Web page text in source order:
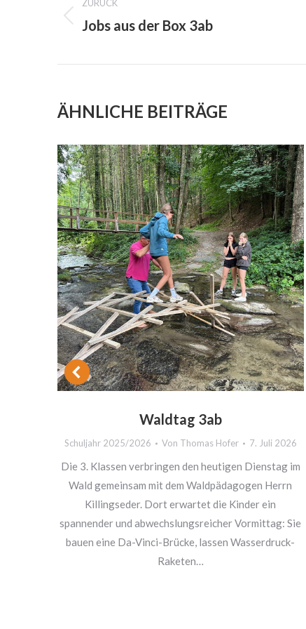
NAVIGATION
ZURÜCK
Previous
Jobs aus der Box 3ab
ÄHNLICHE BEITRÄGE
Waldtag 3ab
Schuljahr 2025/2026 Von Thomas Hofer 7. Juli 2026
Die 3. Klassen verbringen den heutigen Dienstag im
Wald gemeinsam mit dem Waldpädagogen Herrn
Killingseder. Dort erwartet die Kinder ein
spannender und abwechslungsreicher Vormittag: Sie
bauen eine Da-Vinci-Brücke, lassen Wasserdruck-
Raketen…